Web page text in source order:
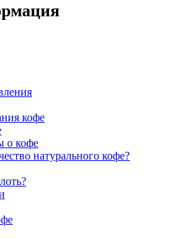
кофе
о кофе
натурального кофе?